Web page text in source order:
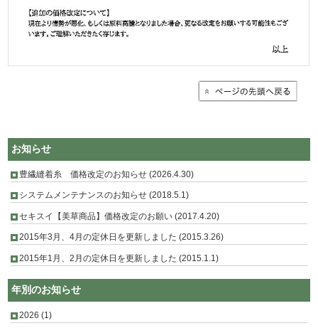
お知らせ
豊繊縫着糸 価格改定のお知らせ (2026.4.30)
システムメンテナンスのお知らせ (2018.5.1)
セキスイ【美草商品】価格改定のお願い (2017.4.20)
2015年3月、4月の定休日を更新しました (2015.3.26)
2015年1月、2月の定休日を更新しました (2015.1.1)
年別のお知らせ
2026 (1)